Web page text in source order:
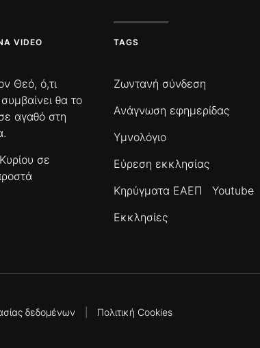
VIDEO
Θεό, ό,τι
θα το
αγαθό στη
σε
TAGS
Ζωντανή σύνδεση
Ανάγνωση εφημερίδας
Υμνολόγιο
Εύρεση εκκλησίας
Κηρύγματα ΕΑΕΠ
Youtube
Εκκλησίες
δεδομένων Πολιτική Cookies